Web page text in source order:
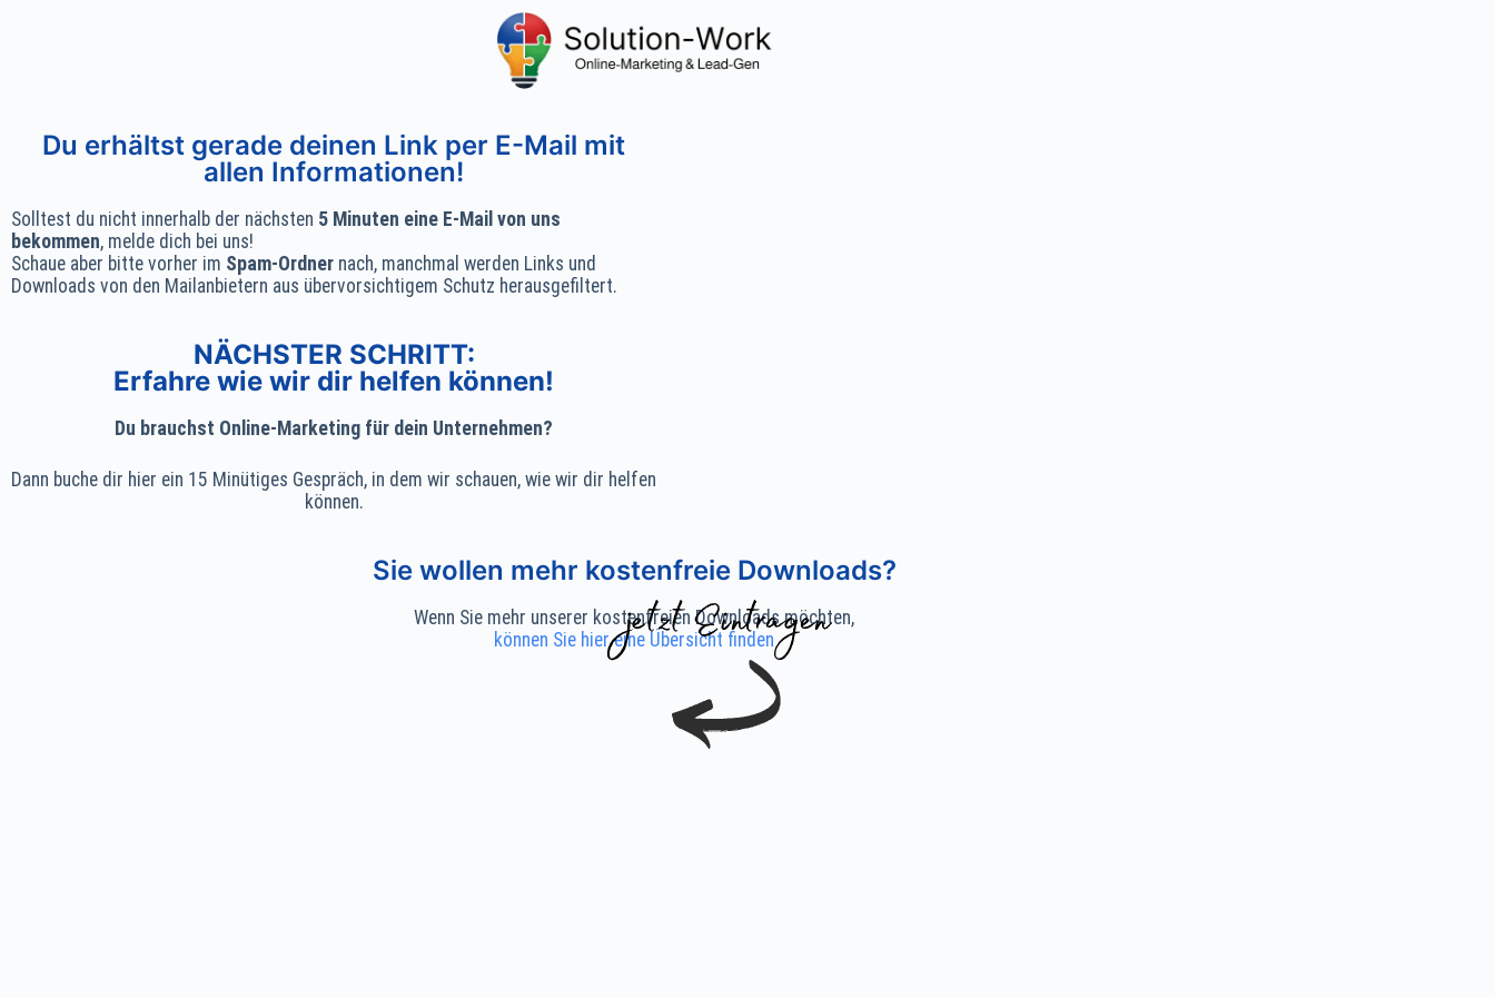
Du erhältst gerade deinen Link per E-Mail mit
allen Informationen!
Solltest du nicht innerhalb der nächsten 5 Minuten eine E-Mail von uns
bekommen, melde dich bei uns!
Schaue aber bitte vorher im Spam-Ordner nach, manchmal werden Links und
Downloads von den Mailanbietern aus übervorsichtigem Schutz herausgefiltert.
NÄCHSTER SCHRITT:
Erfahre wie wir dir helfen können!
Du brauchst Online-Marketing für dein Unternehmen?
Dann buche dir hier ein 15 Minütiges Gespräch, in dem wir schauen, wie wir dir helfen
können.
Sie wollen mehr kostenfreie Downloads?
Wenn Sie mehr unserer kostenfreien Downloads möchten,
können Sie hier eine Übersicht finden